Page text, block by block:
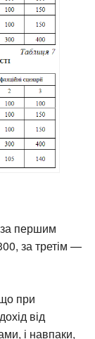
за першим
за третім —
при
від
і навпаки,